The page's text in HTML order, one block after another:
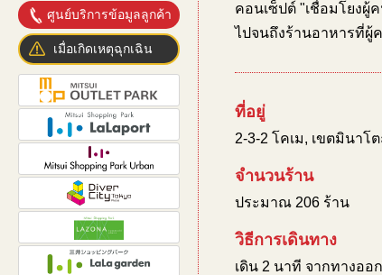
ศูนย์บริการข้อมูลลูกค้า
เมื่อเกิดเหตุฉุกเฉิน
คอนเซ็ปต์ "เชื่อมโยงผู้
ไปจนถึงร้านอาหารที่ผู้
ที่อยู่
2-3-2 โคเม, เขตมินาโ
จำนวนร้าน
ประมาณ 206 ร้าน
วิธีการเดินทาง
เดิน 2 นาที จากทางออ